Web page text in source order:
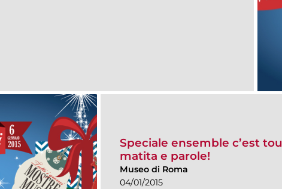
Speciale ensemble c’est
matita e parole!
Museo di Roma
04/01/2015